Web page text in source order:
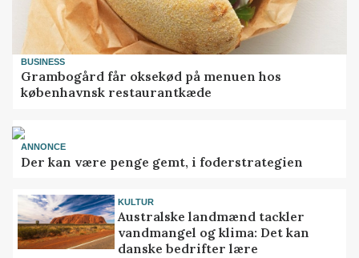
BUSINESS
Grambogård får oksekød på menuen hos
københavnsk restaurantkæde
ANNONCE
Der kan være penge gemt, i foderstrategien
KULTUR
Australske landmænd tackler
vandmangel og klima: Det kan
danske bedrifter lære